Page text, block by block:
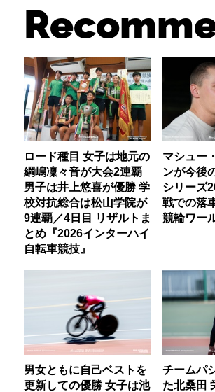
ロード種目 女子は地元の
綱嶋凜々音が大会2連覇
男子は井上悠喜が優勝 学
校対抗総合は松山学院が
9連覇／4日目 リザルトま
とめ『2026インターハイ
自転車競技』
マシュー
ンが今後
シリーズ
戦での落
競輪ワー
男女ともに自己ベストを
更新しての優勝 女子は池
チームパ
た北桑田